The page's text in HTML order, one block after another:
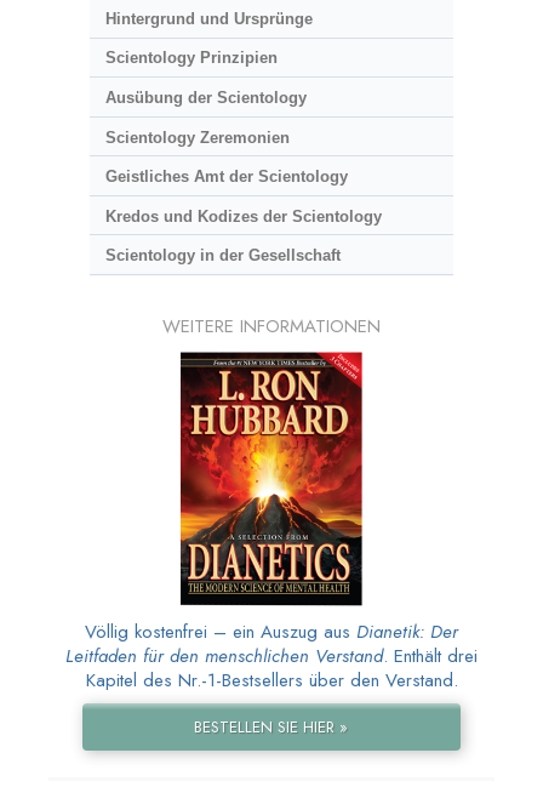
Hintergrund und Ursprünge
Scientology Prinzipien
Ausübung der Scientology
Scientology Zeremonien
Geistliches Amt der Scientology
Kredos und Kodizes der Scientology
Scientology in der Gesellschaft
WEITERE INFORMATIONEN
Völlig kostenfrei – ein Auszug aus Dianetik: Der
Leitfaden für den menschlichen Verstand. Enthält drei
Kapitel des Nr.-1-Bestsellers über den Verstand.
BESTELLEN SIE HIER »